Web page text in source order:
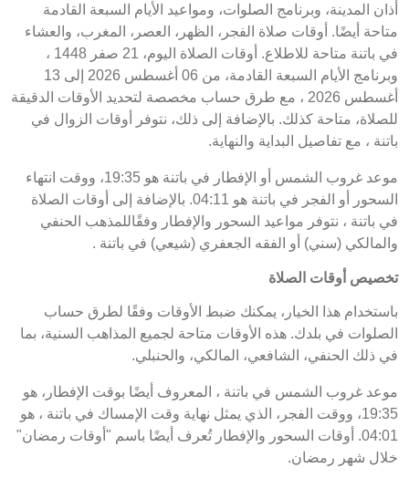
أذان المدينة، وبرنامج الصلوات، ومواعيد الأيام السبعة القادمة
متاحة أيضًا. أوقات صلاة الفجر، الظهر، العصر، المغرب، والعشاء
في باتنة متاحة للاطلاع. أوقات الصلاة اليوم، 21 صفر 1448 ،
وبرنامج الأيام السبعة القادمة، من 06 أغسطس 2026 إلى 13
أغسطس 2026 ، مع طرق حساب مخصصة لتحديد الأوقات الدقيقة
للصلاة، متاحة كذلك. بالإضافة إلى ذلك، نتوفر أوقات الزوال في
باتنة ، مع تفاصيل البداية والنهاية.
موعد غروب الشمس أو الإفطار في باتنة هو 19:35، ووقت انتهاء
السحور أو الفجر في باتنة هو 04:11. بالإضافة إلى أوقات الصلاة
في باتنة ، نتوفر مواعيد السحور والإفطار وفقًاللمذهب الحنفي
والمالكي (سني) أو الفقه الجعفري (شيعي) في باتنة .
تخصيص أوقات الصلاة
باستخدام هذا الخيار، يمكنك ضبط الأوقات وفقًا لطرق حساب
الصلوات في بلدك. هذه الأوقات متاحة لجميع المذاهب السنية، بما
في ذلك الحنفي، الشافعي، المالكي، والحنبلي.
موعد غروب الشمس في باتنة ، المعروف أيضًا بوقت الإفطار، هو
19:35، ووقت الفجر، الذي يمثل نهاية وقت الإمساك في باتنة ، هو
04:01. أوقات السحور والإفطار تُعرف أيضًا باسم "أوقات رمضان"
خلال شهر رمضان.